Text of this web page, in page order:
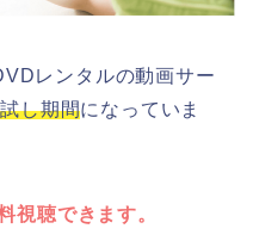
レンタルの動画サー
し期間になっていま
視聴できます。